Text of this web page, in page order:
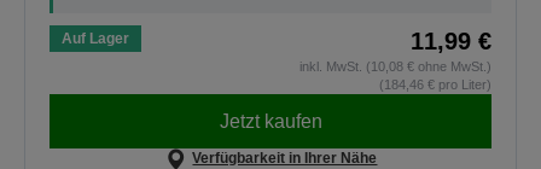
Auf Lager 11,99 €
inkl. MwSt. (10,08 € ohne MwSt.)
(184,46 € pro Liter)
Jetzt kaufen
Verfügbarkeit in Ihrer Nähe